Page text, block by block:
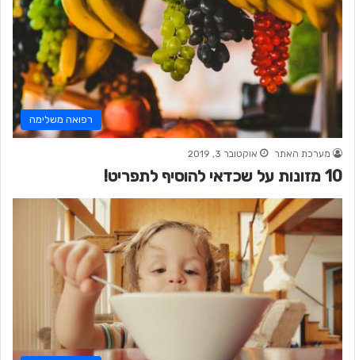
רפואה משלימה
מערכת האתר אוקטובר 3, 2019
10 מזונות על שכדאי להוסיף לתפריט!